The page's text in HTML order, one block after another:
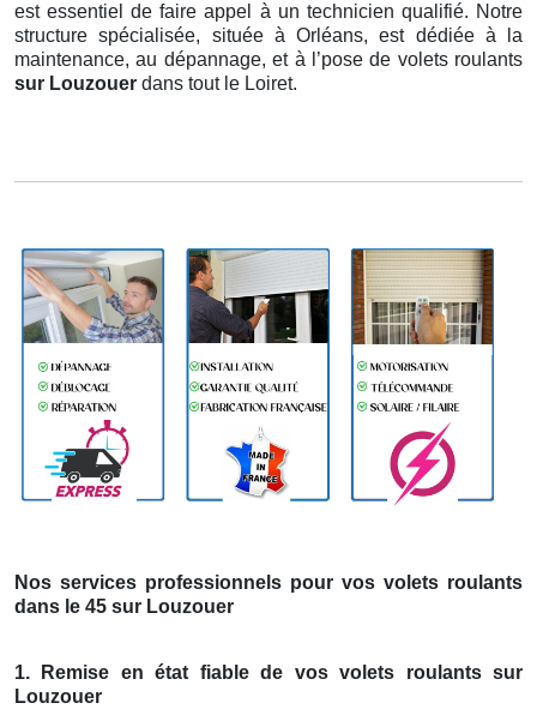
est essentiel de faire appel à un technicien qualifié. Notre
structure spécialisée, située à Orléans, est dédiée à la
maintenance, au dépannage, et à l’pose de volets roulants
sur Louzouer dans tout le Loiret.
Nos services professionnels pour vos volets roulants
dans le 45 sur Louzouer
1. Remise en état fiable de vos volets roulants sur
Louzouer